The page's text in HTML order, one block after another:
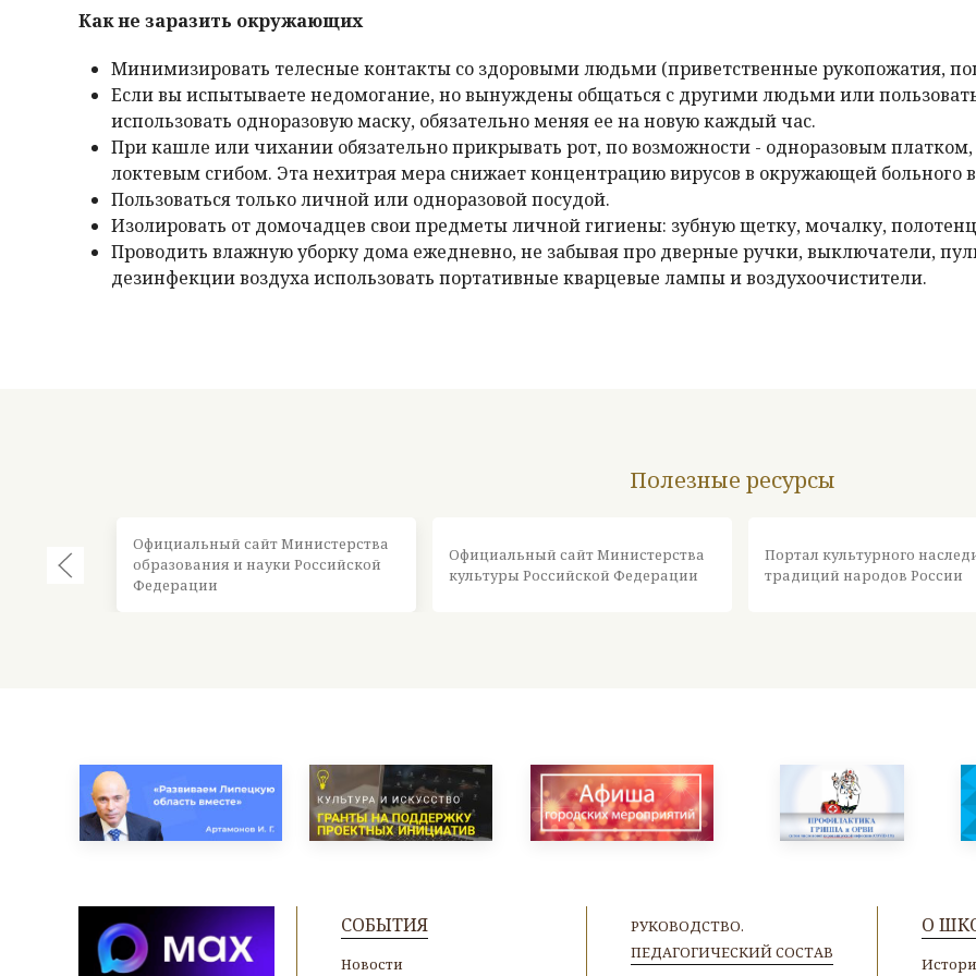
Как не заразить окружающих
Минимизировать телесные контакты со здоровыми людьми (приветственные рукопожатия,
Если вы испытываете недомогание, но вынуждены общаться с другими людьми или
использовать одноразовую маску, обязательно меняя ее на новую каждый час.
При кашле или чихании обязательно прикрывать рот, по возможности - одноразовым
локтевым сгибом. Эта нехитрая мера снижает концентрацию вирусов в окружающей больного
Пользоваться только личной или одноразовой посудой.
Изолировать от домочадцев свои предметы личной гигиены: зубную щетку, мочалку,
Проводить влажную уборку дома ежедневно, не забывая про дверные ручки, выключатели,
дезинфекции воздуха использовать портативные кварцевые лампы и воздухоочистители.
Полезные ресурсы
Официальный сайт Министерства
образования и науки Российской
Федерации
Официальный сайт Министерства
культуры Российской Федерации
Портал культурного
традиций народов России
СОБЫТИЯ
Новости
РУКОВОДСТВО.
ПЕДАГОГИЧЕСКИЙ СОСТАВ
О